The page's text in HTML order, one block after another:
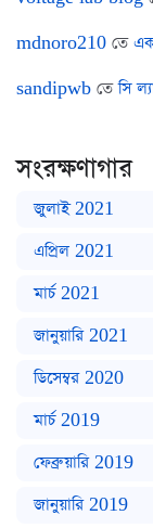
mdnoro210 তে
sandipwb তেসি
সংরক্ষণাগার
জুলাই 2021
এপ্রিল 2021
মার্চ 2021
জানুয়ারি 2021
ডিসেম্বর 2020
মার্চ 2019
ফেব্রুয়ারি 2019
জানুয়ারি 2019